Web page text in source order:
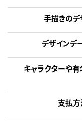
手描きのデ
デザインデ
キャラクターや
支払方